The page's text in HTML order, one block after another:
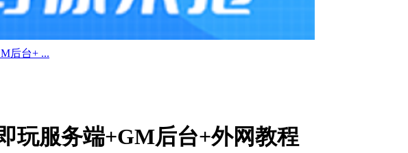
后台+ ...
玩服务端+GM后台+外网教程